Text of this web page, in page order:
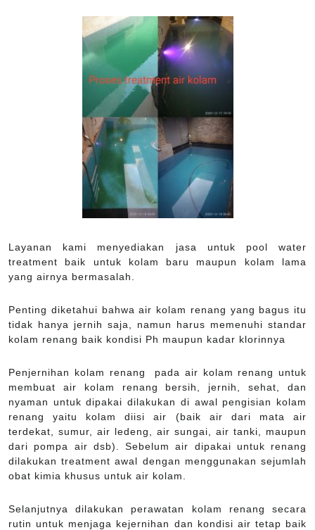
Layanan kami menyediakan jasa untuk pool water
treatment baik untuk kolam baru maupun kolam lama
yang airnya bermasalah.
Penting diketahui bahwa air kolam renang yang bagus itu
tidak hanya jernih saja, namun harus memenuhi standar
kolam renang baik kondisi Ph maupun kadar klorinnya
Penjernihan kolam renang pada air kolam renang untuk
membuat air kolam renang bersih, jernih, sehat, dan
nyaman untuk dipakai dilakukan di awal pengisian kolam
renang yaitu kolam diisi air (baik air dari mata air
terdekat, sumur, air ledeng, air sungai, air tanki, maupun
dari pompa air dsb). Sebelum air dipakai untuk renang
dilakukan treatment awal dengan menggunakan sejumlah
obat kimia khusus untuk air kolam.
Selanjutnya dilakukan perawatan kolam renang secara
rutin untuk menjaga kejernihan dan kondisi air tetap baik